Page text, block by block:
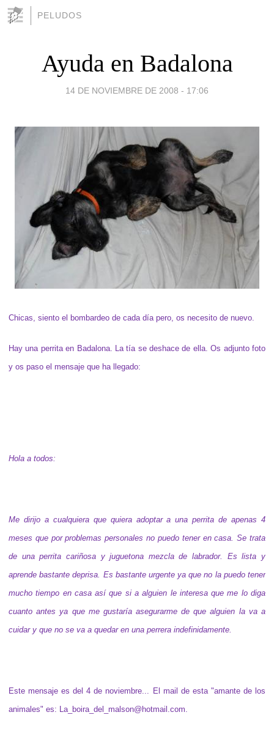
PELUDOS
Ayuda en Badalona
14 DE NOVIEMBRE DE 2008 - 17:06
Chicas, siento el bombardeo de cada día pero, os necesito de nuevo.
Hay una perrita en Badalona. La tía se deshace de ella. Os adjunto foto
y os paso el mensaje que ha llegado:
Hola a todos:
Me dirijo a cualquiera que quiera adoptar a una perrita de apenas 4
meses que por problemas personales no puedo tener en casa. Se trata
de una perrita cariñosa y juguetona mezcla de labrador. Es lista y
aprende bastante deprisa. Es bastante urgente ya que no la puedo tener
mucho tiempo en casa así que si a alguien le interesa que me lo diga
cuanto antes ya que me gustaría asegurarme de que alguien la va a
cuidar y que no se va a quedar en una perrera indefinidamente.
Este mensaje es del 4 de noviembre... El mail de esta "amante de los
animales" es:
La_boira_del_malson@hotmail.com